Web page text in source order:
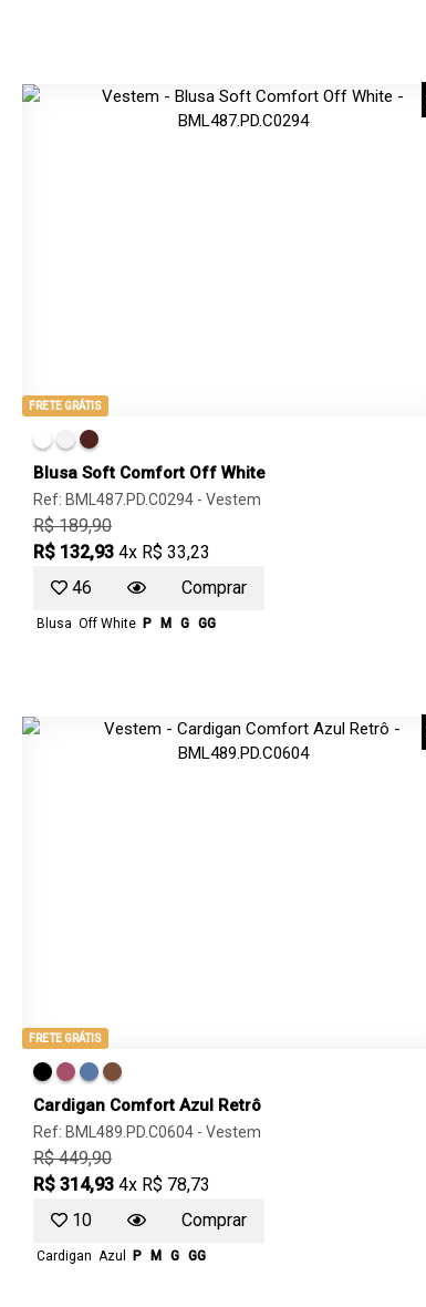
FRETE GRÁTIS
Blusa Soft Comfort Off White
Ref: BML487.PD.C0294 - Vestem
R$ 189,90
R$ 132,93 4x R$ 33,23
46
Comprar
Blusa Off White P M G GG
FRETE GRÁTIS
Cardigan Comfort Azul Retrô
Ref: BML489.PD.C0604 - Vestem
R$ 449,90
R$ 314,93 4x R$ 78,73
10
Comprar
Cardigan Azul P M G GG